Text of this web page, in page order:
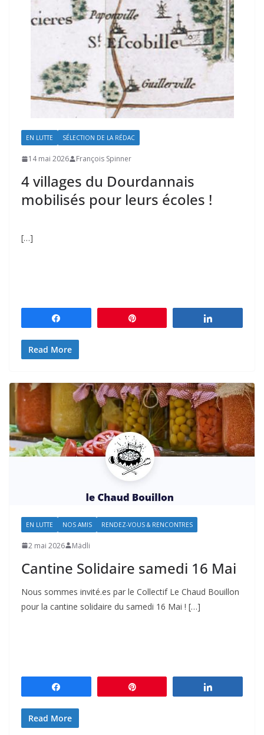
EN LUTTE SÉLECTION DE LA RÉDAC
14 mai 2026 François Spinner
4 villages du Dourdannais
mobilisés pour leurs écoles !
[…]
Read More
EN LUTTE NOS AMIS RENDEZ-VOUS & RENCONTRES
2 mai 2026 Mädli
Cantine Solidaire samedi 16 Mai
Nous sommes invité.es par le Collectif Le Chaud Bouillon
pour la cantine solidaire du samedi 16 Mai ! […]
Read More